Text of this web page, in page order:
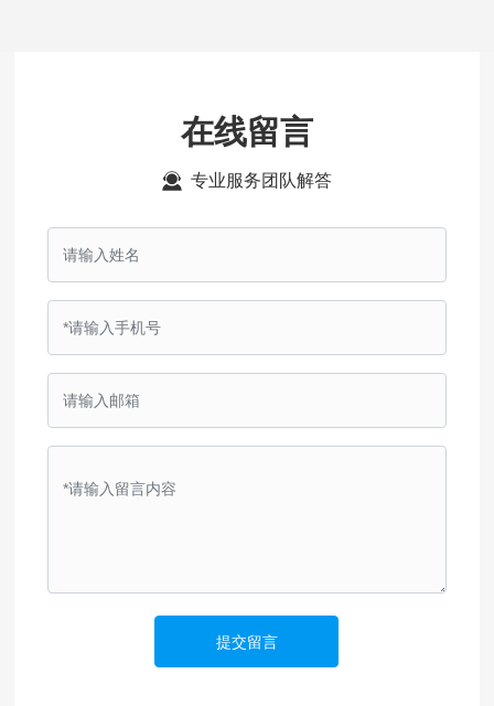
在线留言
专业服务团队解答
提交留言